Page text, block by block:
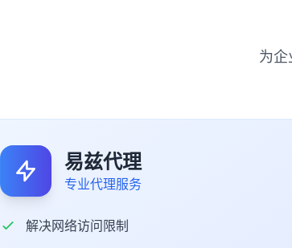
为
易兹代理
专业代理服务
解决网络访问限制